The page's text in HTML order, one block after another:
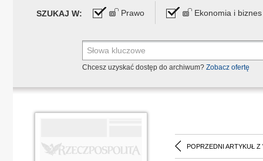
SZUKAJ W: Prawo Ekonomia i biznes
Chcesz uzyskać dostęp do archiwum? Zobacz ofertę
POPRZEDNI ARTYKUŁ Z